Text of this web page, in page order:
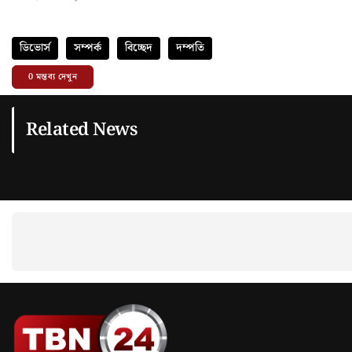
ডিভোর্স সম্পর্ক বিচ্ছেদ দম্পতি
0মন্তব্য দেখুন
Related News